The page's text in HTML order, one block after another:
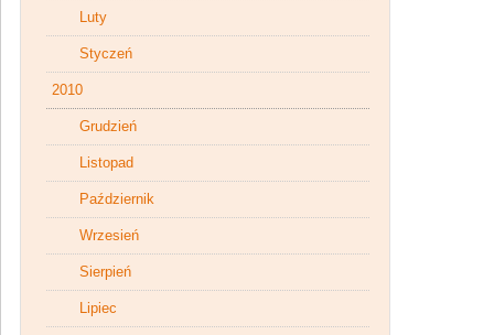
Luty
Styczeń
2010
Grudzień
Listopad
Październik
Wrzesień
Sierpień
Lipiec